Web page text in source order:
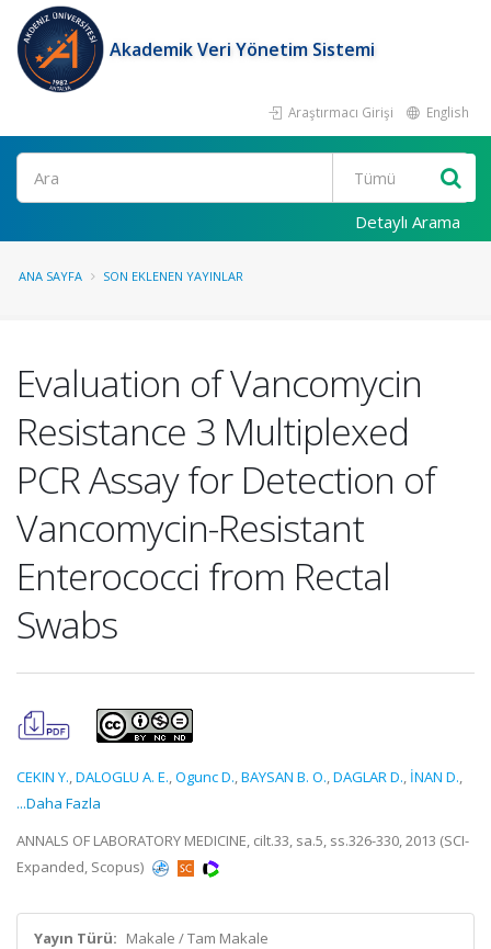
Akademik Veri Yönetim Sistemi
Araştırmacı Girişi English
Ara
Detaylı Arama
ANA SAYFA SON EKLENEN YAYINLAR
Evaluation of Vancomycin
Resistance 3 Multiplexed
PCR Assay for Detection of
Vancomycin-Resistant
Enterococci from Rectal
Swabs
CEKIN Y.,DALOGLU A. E.,Ogunc D.,BAYSAN B. O.,DAGLAR D., İNAN D.,
...Daha Fazla
ANNALS OF LABORATORY MEDICINE, cilt.33, sa.5, ss.326-330, 2013 (SCI-
Expanded, Scopus)
Yayın Türü: Makale / Tam Makale